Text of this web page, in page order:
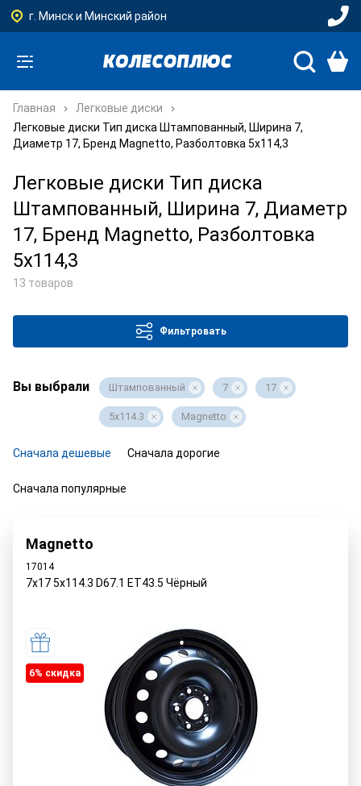
г. Минск и Минский район
Главная
Легковые диски
Легковые диски Тип диска Штампованный, Ширина 7,
Диаметр 17, Бренд Magnetto, Разболтовка 5x114,3
Легковые диски Тип диска
Штампованный, Ширина 7, Диаметр
17, Бренд Magnetto, Разболтовка
5x114,3
13 товаров
Фильтровать
Вы выбрали Штампованный 7 17
5x114.3 Magnetto
Сначала дешевые Сначала дорогие
Сначала популярные
Magnetto
17014
7x17 5x114.3 D67.1 ET43.5 Чёрный
6% cкидка